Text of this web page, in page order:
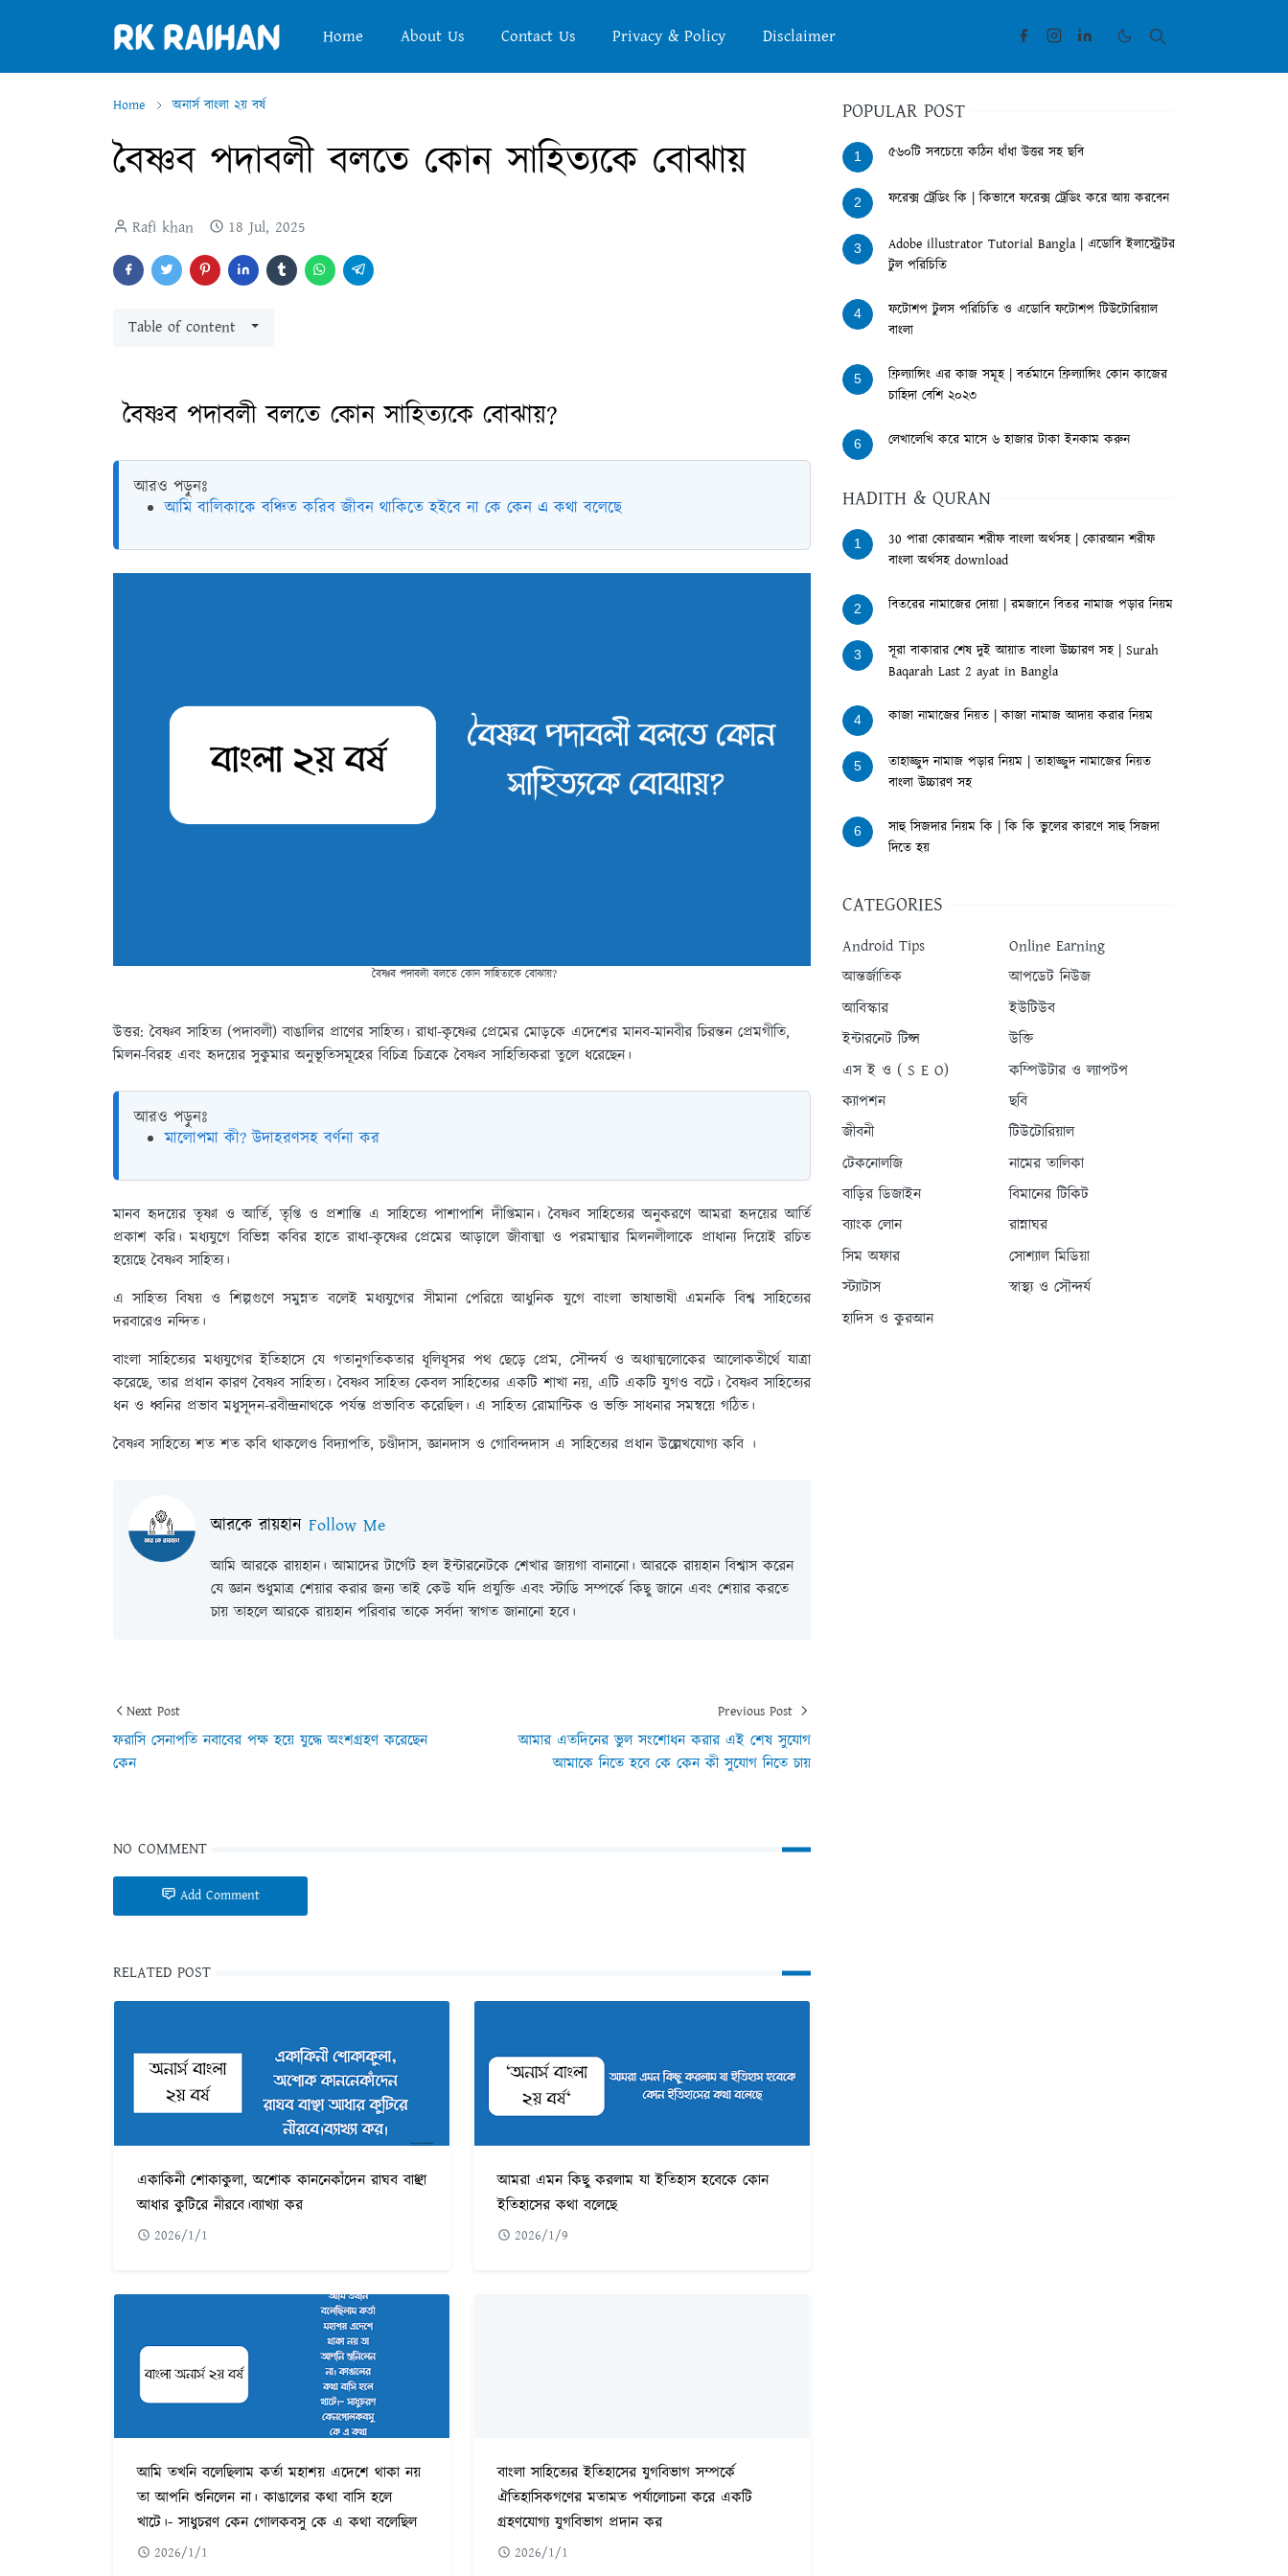
Home About Us Contact Us Privacy & Policy Disclaimer
Home অনার্স বাংলা ২য় বর্ষ
বৈষ্ণব পদাবলী বলতে কোন সাহিত্যকে বোঝায়
Rafi khan 18 Jul, 2025
Table of content
বৈষ্ণব পদাবলী বলতে কোন সাহিত্যকে বোঝায়?
আরও পড়ুনঃ
আমি বালিকাকে বঞ্চিত করিব জীবন থাকিতে হইবে না কে কেন এ কথা বলেছে
বৈষ্ণব পদাবলী বলতে কোন সাহিত্যকে বোঝায়?
উত্তর: বৈষ্ণব সাহিত্য (পদাবলী) বাঙালির প্রাণের সাহিত্য। রাধা-কৃষ্ণের প্রেমের মোড়কে এদেশের মানব-মানবীর চিরন্তন প্রেমগীতি,
মিলন-বিরহ এবং হৃদয়ের সুকুমার অনুভূতিসমূহের বিচিত্র চিত্রকে বৈষ্ণব সাহিত্যিকরা তুলে ধরেছেন।
আরও পড়ুনঃ
মালোপমা কী? উদাহরণসহ বর্ণনা কর
মানব হৃদয়ের তৃষ্ণা ও আর্তি, তৃপ্তি ও প্রশান্তি এ সাহিত্যে পাশাপাশি দীপ্তিমান। বৈষ্ণব সাহিত্যের অনুকরণে আমরা হৃদয়ের আর্তি
প্রকাশ করি। মধ্যযুগে বিভিন্ন কবির হাতে রাধা-কৃষ্ণের প্রেমের আড়ালে জীবাত্মা ও পরমাত্মার মিলনলীলাকে প্রাধান্য দিয়েই রচিত
হয়েছে বৈষ্ণব সাহিত্য।
এ সাহিত্য বিষয় ও শিল্পগুণে সমুন্নত বলেই মধ্যযুগের সীমানা পেরিয়ে আধুনিক যুগে বাংলা ভাষাভাষী এমনকি বিশ্ব সাহিত্যের
দরবারেও নন্দিত।
বাংলা সাহিত্যের মধ্যযুগের ইতিহাসে যে গতানুগতিকতার ধূলিধূসর পথ ছেড়ে প্রেম, সৌন্দর্য ও অধ্যাত্মলোকের আলোকতীর্থে যাত্রা
করেছে, তার প্রধান কারণ বৈষ্ণব সাহিত্য। বৈষ্ণব সাহিত্য কেবল সাহিত্যের একটি শাখা নয়, এটি একটি যুগও বটে। বৈষ্ণব সাহিত্যের
ধন ও ধ্বনির প্রভাব মধুসূদন-রবীন্দ্রনাথকে পর্যন্ত প্রভাবিত করেছিল। এ সাহিত্য রোমান্টিক ও ভক্তি সাধনার সমন্বয়ে গঠিত।
বৈষ্ণব সাহিত্যে শত শত কবি থাকলেও বিদ্যাপতি, চণ্ডীদাস, জ্ঞানদাস ও গোবিন্দদাস এ সাহিত্যের প্রধান উল্লেখযোগ্য কবি ।
আরকে রায়হান Follow Me
আমি আরকে রায়হান। আমাদের টার্গেট হল ইন্টারনেটকে শেখার জায়গা বানানো। আরকে রায়হান বিশ্বাস করেন
যে জ্ঞান শুধুমাত্র শেয়ার করার জন্য তাই কেউ যদি প্রযুক্তি এবং স্টাডি সম্পর্কে কিছু জানে এবং শেয়ার করতে
চায় তাহলে আরকে রায়হান পরিবার তাকে সর্বদা স্বাগত জানানো হবে।
Next Post
ফরাসি সেনাপতি নবাবের পক্ষ হয়ে যুদ্ধে অংশগ্রহণ করেছেন
কেন
Previous Post
আমার এতদিনের ভুল সংশোধন করার এই শেষ সুযোগ
আমাকে নিতে হবে কে কেন কী সুযোগ নিতে চায়
NO COMMENT
Add Comment
RELATED POST
একাকিনী শোকাকুলা, অশোক কাননেকাঁদেন রাঘব বাঞ্ছা
আধার কুটিরে নীরবে।ব্যাখ্যা কর
2026/1/1
আমরা এমন কিছু করলাম যা ইতিহাস হবেকে কোন
ইতিহাসের কথা বলেছে
2026/1/9
আমি তখনি বলেছিলাম কর্তা মহাশয় এদেশে থাকা নয়
তা আপনি শুনিলেন না। কাঙালের কথা বাসি হলে
খাটে।- সাধুচরণ কেন গোলকবসু কে এ কথা বলেছিল
2026/1/1
বাংলা সাহিত্যের ইতিহাসের যুগবিভাগ সম্পর্কে
ঐতিহাসিকগণের মতামত পর্যালোচনা করে একটি
গ্রহণযোগ্য যুগবিভাগ প্রদান কর
2026/1/1
POPULAR POST
1 ৫৬০টি সবচেয়ে কঠিন ধাঁধা উত্তর সহ ছবি
2 ফরেক্স ট্রেডিং কি | কিভাবে ফরেক্স ট্রেডিং করে আয় করবেন
3
Adobe illustrator Tutorial Bangla | এডোবি ইলাস্ট্রেটর
টুল পরিচিতি
4
ফটোশপ টুলস পরিচিতি ও এডোবি ফটোশপ টিউটোরিয়াল
বাংলা
5
ফ্রিল্যান্সিং এর কাজ সমূহ | বর্তমানে ফ্রিল্যান্সিং কোন কাজের
চাহিদা বেশি ২০২৩
6 লেখালেখি করে মাসে ৬ হাজার টাকা ইনকাম করুন
HADITH & QURAN
1
30 পারা কোরআন শরীফ বাংলা অর্থসহ | কোরআন শরীফ
বাংলা অর্থসহ download
2 বিতরের নামাজের দোয়া | রমজানে বিতর নামাজ পড়ার নিয়ম
3
সূরা বাকারার শেষ দুই আয়াত বাংলা উচ্চারণ সহ | Surah
Baqarah Last 2 ayat in Bangla
4 কাজা নামাজের নিয়ত | কাজা নামাজ আদায় করার নিয়ম
5
তাহাজ্জুদ নামাজ পড়ার নিয়ম | তাহাজ্জুদ নামাজের নিয়ত
বাংলা উচ্চারণ সহ
6
সাহু সিজদার নিয়ম কি | কি কি ভুলের কারণে সাহু সিজদা
দিতে হয়
CATEGORIES
Android Tips
Online Earning
আন্তর্জাতিক
আপডেট নিউজ
আবিস্কার
ইউটিউব
ইন্টারনেট টিপ্স
উক্তি
এস ই ও ( S E O)
কম্পিউটার ও ল্যাপটপ
ক্যাপশন
ছবি
জীবনী
টিউটোরিয়াল
টেকনোলজি
নামের তালিকা
বাড়ির ডিজাইন
বিমানের টিকিট
ব্যাংক লোন
রান্নাঘর
সিম অফার
সোশ্যাল মিডিয়া
স্ট্যাটাস
স্বাস্থ্য ও সৌন্দর্য
হাদিস ও কুরআন